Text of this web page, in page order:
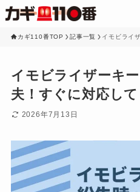
カギ110番TOP 記事一覧 イモビライ
イモビライザーキ
夫！すぐに対応し
2026年7月13日